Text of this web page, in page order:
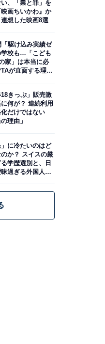
い、「業と罪」を
画ちいかわ』か
連想した映画8選
「駆け込み実績ゼ
学校も…「こども
家」は本当に必
が直面する理想
18きっぷ」販売激
何が？ 連続利用
だけではない
の理由」
」に冷たいのはど
か？ スイスの厳
学歴選別と、日
過ぎる外国人政